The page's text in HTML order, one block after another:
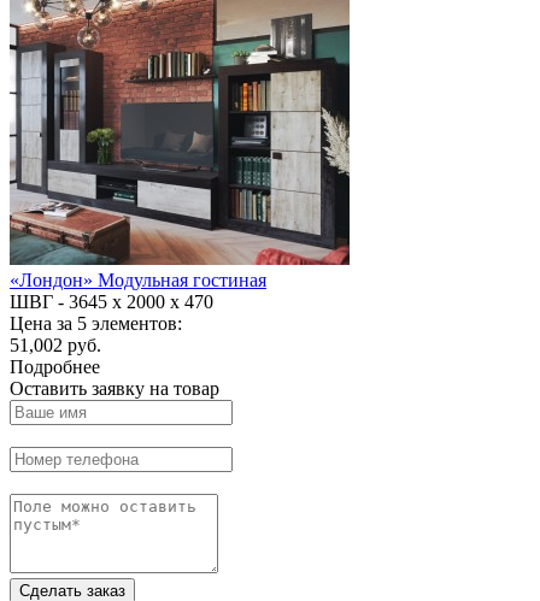
«Лондон» Модульная гостиная
ШВГ - 3645 х 2000 х 470
Цена за 5 элементов:
51,002 руб.
Подробнее
Оставить заявку на товар
Сделать заказ